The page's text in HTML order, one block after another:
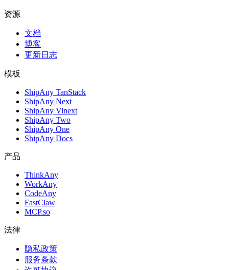
资源
文档
博客
更新日志
模板
ShipAny TanStack
ShipAny Next
ShipAny Vinext
ShipAny Two
ShipAny One
ShipAny Docs
产品
ThinkAny
WorkAny
CodeAny
FastClaw
MCP.so
法律
隐私政策
服务条款